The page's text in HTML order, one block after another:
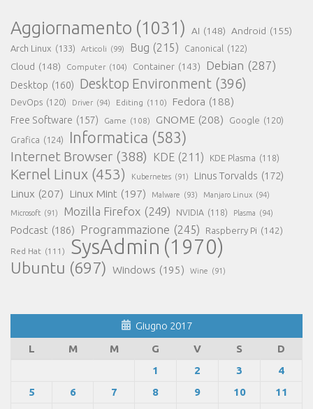
Aggiornamento (1031) AI (148) Android (155)
Arch Linux (133) Articoli (99) Bug (215) Canonical (122)
Cloud (148) Computer (104) Container (143) Debian (287)
Desktop (160) Desktop Environment (396)
DevOps (120) Driver (94) Editing (110) Fedora (188)
Free Software (157) Game (108) GNOME (208) Google (120)
Grafica (124) Informatica (583)
Internet Browser (388) KDE (211) KDE Plasma (118)
Kernel Linux (453) Kubernetes (91) Linus Torvalds (172)
Linux (207) Linux Mint (197) Malware (93) Manjaro Linux (94)
Microsoft (91) Mozilla Firefox (249) NVIDIA (118) Plasma (94)
Podcast (186) Programmazione (245) Raspberry Pi (142)
Red Hat (111) SysAdmin (1970)
Ubuntu (697) Windows (195) Wine (91)
Giugno 2017
L
M M G V S
D
1
2 3
4
5
6 7 8 9 10
11